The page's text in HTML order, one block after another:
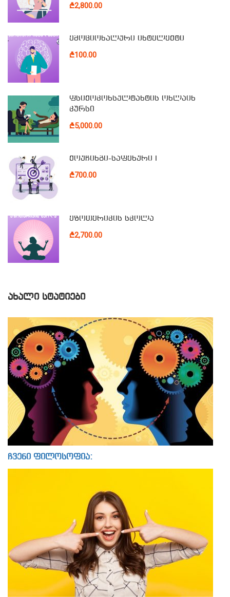
₾2,800.00
ემოციონალური ინტელექტი
₾100.00
ფსიქოკონსულტანტის ონლაინ
კურსი
₾5,000.00
ქოუჩინგი-საფეხური I
₾700.00
ეზოთერიკის სკოლა
₾2,700.00
ᲐᲮᲐᲚᲘ ᲡᲢᲐᲢᲘᲔᲑᲘ
ჩვენი ფილოსოფია: